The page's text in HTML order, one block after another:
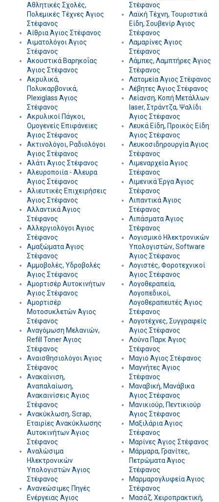
Αθλητικές Σχολές,
Πολεμικές Τέχνες Άγιος
Στέφανος
Αίθρια Άγιος Στέφανος
Αιματολόγοι Άγιος
Στέφανος
Ακουστικά Βαρηκοΐας
Άγιος Στέφανος
Ακρυλικά,
Πολυκαρβονικά,
Plexiglass Άγιος
Στέφανος
Ακρυλικοί Πάγκοι,
Ομογενείς Επιφάνειες
Άγιος Στέφανος
Ακτινολόγοι, Ραδιολόγοι
Άγιος Στέφανος
Αλάτι Άγιος Στέφανος
Αλευροποιία - Άλευρα
Άγιος Στέφανος
Αλιευτικές Επιχειρήσεις
Άγιος Στέφανος
Αλλαντικά Άγιος
Στέφανος
Αλλεργιολόγοι Άγιος
Στέφανος
Αμαξώματα Άγιος
Στέφανος
Αμμοβολές, Υδροβολές
Άγιος Στέφανος
Αμορτισέρ Αυτοκινήτων
Άγιος Στέφανος
Αμορτισέρ
Μοτοσυκλετών Άγιος
Στέφανος
Αναγόμωση Μελανιών,
Refill Toner Άγιος
Στέφανος
Αναισθησιολόγοι Άγιος
Στέφανος
Ανακαίνιση,
Αναπαλαίωση,
Ανακαινίσεις Άγιος
Στέφανος
Ανακύκλωση, Scrap,
Εταιρίες Ανακύκλωσης
Αυτοκινήτων Άγιος
Στέφανος
Αναλώσιμα
Ηλεκτρονικών
Υπολογιστών Άγιος
Στέφανος
Ανανεώσιμες Πηγές
Ενέργειας Άγιος
Στέφανος
Λαϊκή Τέχνη, Τουριστικά
Είδη, Σουβενίρ Άγιος
Στέφανος
Λαμαρίνες Άγιος
Στέφανος
Λάμπες, Λαμπτήρες Άγιος
Στέφανος
Λατομεία Άγιος Στέφανος
Λέβητες Άγιος Στέφανος
Λείανση, Κοπή Μετάλλων
laser, Στράντζα, Ψαλίδι
Άγιος Στέφανος
Λευκά Είδη, Προικός Είδη
Άγιος Στέφανος
Λευκοσιδηρουργία Άγιος
Στέφανος
Λιμεναρχεία Άγιος
Στέφανος
Λιμενικά Έργα Άγιος
Στέφανος
Λιπαντικά Άγιος
Στέφανος
Λιπάσματα Άγιος
Στέφανος
Λογισμικό Ηλεκτρονικών
Υπολογιστών, Software
Άγιος Στέφανος
Λογιστές, Φοροτεχνικοί
Άγιος Στέφανος
Λογοθεραπεία,
Λογοπεδικοί,
Λογοθεραπευτές Άγιος
Στέφανος
Λογοτέχνες, Συγγραφείς
Άγιος Στέφανος
Λούνα Παρκ Άγιος
Στέφανος
Μαγιό Άγιος Στέφανος
Μαγνήτες Άγιος
Στέφανος
Μαναβική, Μανάβικα
Άγιος Στέφανος
Μανικιούρ, Πεντικιούρ
Άγιος Στέφανος
Μαξιλάρια Άγιος
Στέφανος
Μαρίνες Άγιος Στέφανος
Μάρμαρα, Γρανίτες,
Πετρώματα Άγιος
Στέφανος
Μαρμαρογλυφεία Άγιος
Στέφανος
Μασάζ, Χειροπρακτική,